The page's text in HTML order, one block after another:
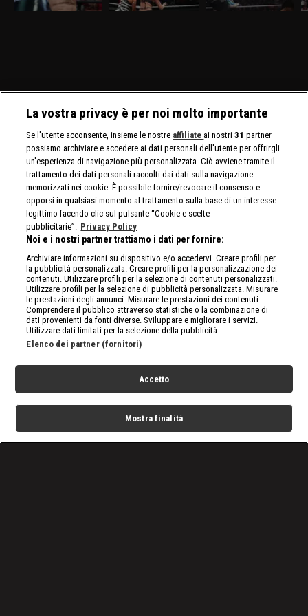
D'Angelo. Gauntlet Match
e Zaria per il titolo
Contender's Match, per lo
La vostra privacy è per noi molto importante
Se l'utente acconsente, insieme le nostre affiliate ai nostri31 partner
possiamo archiviare e accedere ai dati personali dell'utente per offrirgli
un'esperienza di navigazione più personalizzata. Ciò avviene tramite il
trattamento dei dati personali raccolti dai dati sulla navigazione
memorizzati nei cookie. È possibile fornire/revocare il consenso e
opporsi in qualsiasi momento al trattamento sulla base di un interesse
legittimo facendo clic sul pulsante “Cookie e scelte
pubblicitarie”. Privacy Policy
Noi e i nostri partner trattiamo i dati per fornire:
Archiviare informazioni su dispositivo e/o accedervi. Creare profili per
la pubblicità personalizzata. Creare profili per la personalizzazione dei
contenuti. Utilizzare profili per la selezione di contenuti personalizzati.
Utilizzare profili per la selezione di pubblicità personalizzata. Misurare
le prestazioni degli annunci. Misurare le prestazioni dei contenuti.
Comprendere il pubblico attraverso statistiche o la combinazione di
dati provenienti da fonti diverse. Sviluppare e migliorare i servizi.
Utilizzare dati limitati per la selezione della pubblicità.
Elenco dei partner (fornitori)
Accetto
Mostra finalità